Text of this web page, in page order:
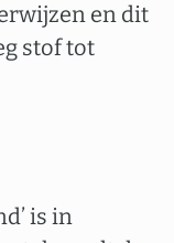
en dit
stof tot
is in